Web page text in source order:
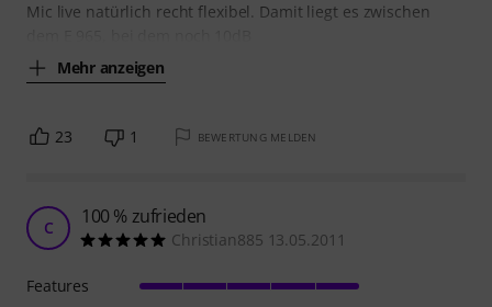
Mic live natürlich recht flexibel. Damit liegt es zwischen
Mehr anzeigen
23 1 BEWERTUNG MELDEN
C 100 % zufrieden
Christian885 13.05.2011
Features